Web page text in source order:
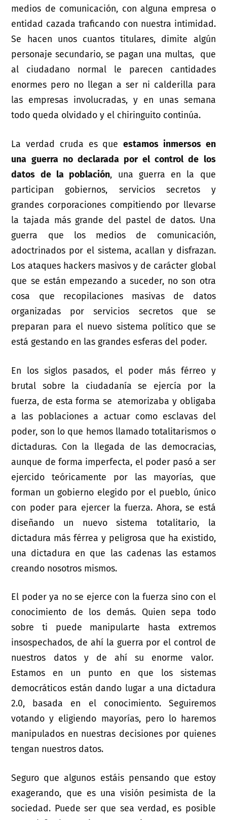
medios de comunicación, con alguna empresa o
entidad cazada traficando con nuestra intimidad.
Se hacen unos cuantos titulares, dimite algún
personaje secundario, se pagan una multas, que
al ciudadano normal le parecen cantidades
enormes pero no llegan a ser ni calderilla para
las empresas involucradas, y en unas semana
todo queda olvidado y el chiringuito continúa.
La verdad cruda es queestamos inmersos en
una guerra no declarada por el control de los
datos de la población, una guerra en la que
participan gobiernos, servicios secretos y
grandes corporaciones compitiendo por llevarse
la tajada más grande del pastel de datos. Una
guerra que los medios de comunicación,
adoctrinados por el sistema, acallan y disfrazan.
Los ataques hackers masivos y de carácter global
que se están empezando a suceder, no son otra
cosa que recopilaciones masivas de datos
organizadas por servicios secretos que se
preparan para el nuevo sistema político que se
está gestando en las grandes esferas del poder.
En los siglos pasados, el poder más férreo y
brutal sobre la ciudadanía se ejercía por la
fuerza, de esta forma se atemorizaba y obligaba
a las poblaciones a actuar como esclavas del
poder, son lo que hemos llamado totalitarismos o
dictaduras. Con la llegada de las democracias,
aunque de forma imperfecta, el poder pasó a ser
ejercido teóricamente por las mayorías, que
forman un gobierno elegido por el pueblo, único
con poder para ejercer la fuerza. Ahora, se está
diseñando un nuevo sistema totalitario, la
dictadura más férrea y peligrosa que ha existido,
una dictadura en que las cadenas las estamos
creando nosotros mismos.
El poder ya no se ejerce con la fuerza sino con el
conocimiento de los demás. Quien sepa todo
sobre ti puede manipularte hasta extremos
insospechados, de ahí la guerra por el control de
nuestros datos y de ahí su enorme valor.
Estamos en un punto en que los sistemas
democráticos están dando lugar a una dictadura
2.0, basada en el conocimiento. Seguiremos
votando y eligiendo mayorías, pero lo haremos
manipulados en nuestras decisiones por quienes
tengan nuestros datos.
Seguro que algunos estáis pensando que estoy
exagerando, que es una visión pesimista de la
sociedad. Puede ser que sea verdad, es posible